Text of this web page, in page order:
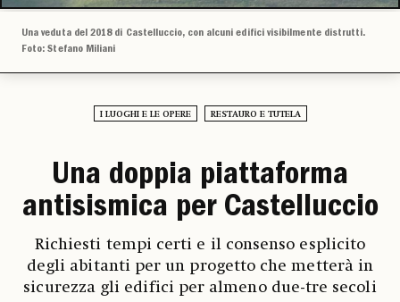
Una veduta del 2018 di Castelluccio, con alcuni edifici visibilmente distrutti.
Foto: Stefano Miliani
I LUOGHI E LE OPERE RESTAURO E TUTELA
Una doppia piattaforma
antisismica per Castelluccio
Richiesti tempi certi e il consenso esplicito
degli abitanti per un progetto che metterà in
sicurezza gli edifici per almeno due-tre secoli